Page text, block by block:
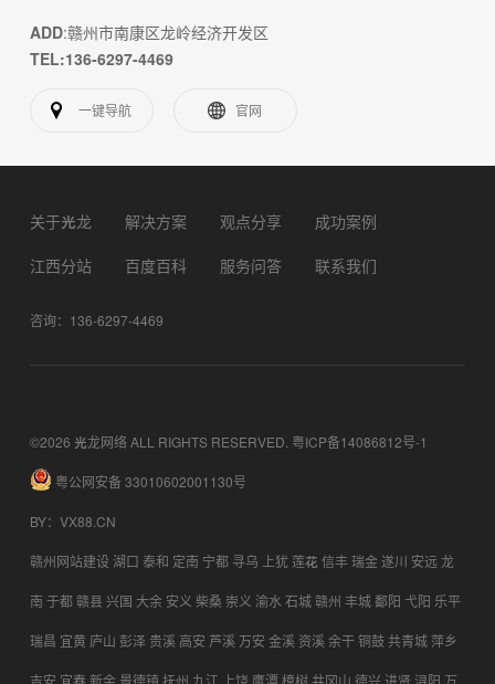
ADD:赣州市南康区龙岭经济开发区
TEL:136-6297-4469
一键导航 官网
关于光龙 解决方案 观点分享
成功案例
江西分站
百度百科 服务问答 联系我们
咨询：136-6297-4469
©2026 光龙网络 ALL RIGHTS RESERVED. 粤ICP备14086812号-1
粤公网安备 33010602001130号
BY： VX88.CN
赣州网站建设 湖口 泰和 定南 宁都 寻乌 上犹莲花 信丰瑞金遂川 安远 龙
南 于都赣县 兴国 大余 安义 柴桑 崇义 渝水石城赣州 丰城鄱阳 弋阳 乐平
瑞昌 宜黄 庐山 彭泽 贵溪 高安 芦溪 万安 金溪 资溪余干铜鼓共青城萍乡